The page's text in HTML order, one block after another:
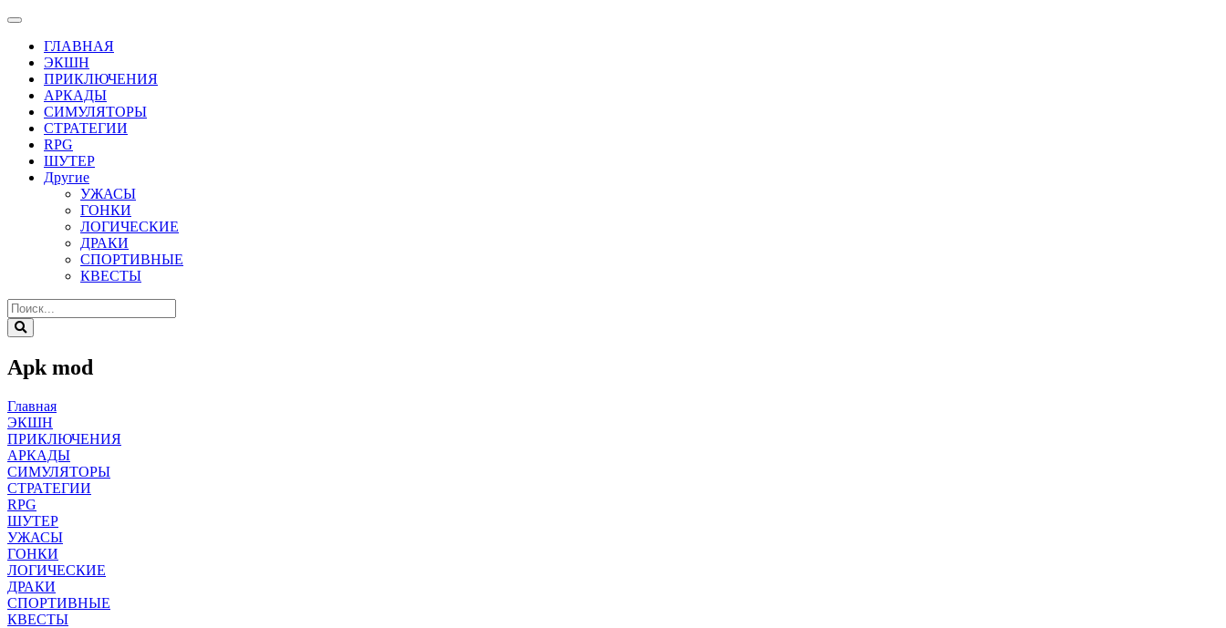
ГЛАВНАЯ
ЭКШН
ПРИКЛЮЧЕНИЯ
АРКАДЫ
СИМУЛЯТОРЫ
СТРАТЕГИИ
RPG
ШУТЕР
Другие
УЖАСЫ
ГОНКИ
ЛОГИЧЕСКИЕ
ДРАКИ
СПОРТИВНЫЕ
КВЕСТЫ
Apk mod
Главная
ЭКШН
ПРИКЛЮЧЕНИЯ
АРКАДЫ
СИМУЛЯТОРЫ
СТРАТЕГИИ
RPG
ШУТЕР
УЖАСЫ
ГОНКИ
ЛОГИЧЕСКИЕ
ДРАКИ
СПОРТИВНЫЕ
КВЕСТЫ